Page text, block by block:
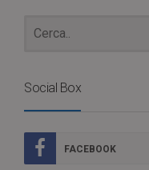
Social Box
FACEBOOK